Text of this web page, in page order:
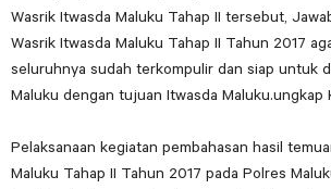
Wasrik Itwasda Maluku Tahap II tersebut,
Wasrik Itwasda Maluku Tahap II Tahun 2017
seluruhnya sudah terkompulir dan siap untuk
Maluku dengan tujuan Itwasda Maluku.ungkap
Pelaksanaan kegiatan pembahasan hasil
Maluku Tahap II Tahun 2017 pada Polres